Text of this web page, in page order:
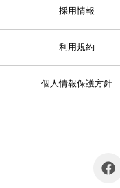
採用情報
利用規約
個人情報保護方針